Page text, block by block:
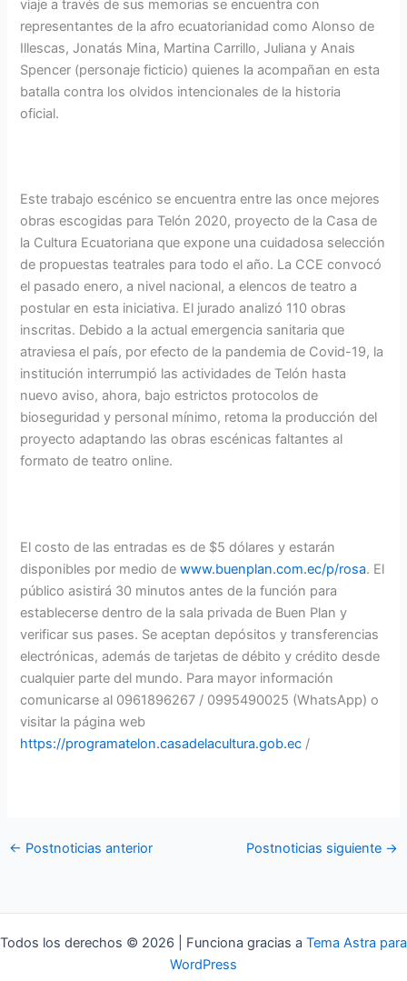
viaje a través de sus memorias se encuentra con
representantes de la afro ecuatorianidad como Alonso de
Illescas, Jonatás Mina, Martina Carrillo, Juliana y Anais
Spencer (personaje ficticio) quienes la acompañan en esta
batalla contra los olvidos intencionales de la historia
oficial.
Este trabajo escénico se encuentra entre las once mejores
obras escogidas para Telón 2020, proyecto de la Casa de
la Cultura Ecuatoriana que expone una cuidadosa selección
de propuestas teatrales para todo el año. La CCE convocó
el pasado enero, a nivel nacional, a elencos de teatro a
postular en esta iniciativa. El jurado analizó 110 obras
inscritas. Debido a la actual emergencia sanitaria que
atraviesa el país, por efecto de la pandemia de Covid-19, la
institución interrumpió las actividades de Telón hasta
nuevo aviso, ahora, bajo estrictos protocolos de
bioseguridad y personal mínimo, retoma la producción del
proyecto adaptando las obras escénicas faltantes al
formato de teatro online.
El costo de las entradas es de $5 dólares y estarán
disponibles por medio dewww.buenplan.com.ec/p/rosa. El
público asistirá 30 minutos antes de la función para
establecerse dentro de la sala privada de Buen Plan y
verificar sus pases. Se aceptan depósitos y transferencias
electrónicas, además de tarjetas de débito y crédito desde
cualquier parte del mundo. Para mayor información
comunicarse al 0961896267 / 0995490025 (WhatsApp) o
visitar la página web
https://programatelon.casadelacultura.gob.ec /
← Postnoticias anterior Postnoticias siguiente →
Todos los derechos © 2026 | Funciona gracias a Tema Astra para
WordPress